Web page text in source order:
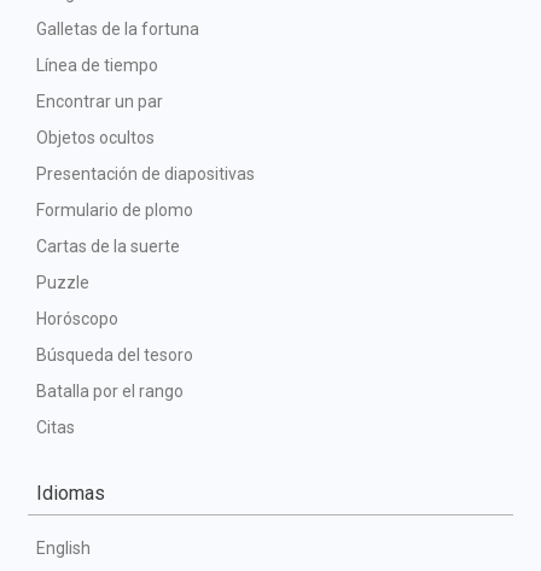
Galletas de la fortuna
Línea de tiempo
Encontrar un par
Objetos ocultos
Presentación de diapositivas
Formulario de plomo
Cartas de la suerte
Puzzle
Horóscopo
Búsqueda del tesoro
Batalla por el rango
Citas
Idiomas
English